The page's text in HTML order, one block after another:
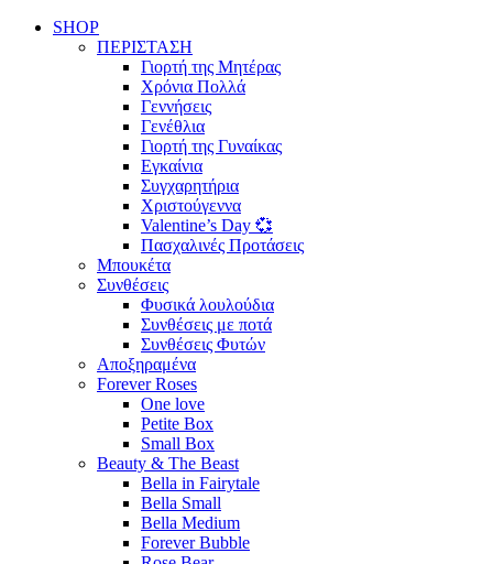
SHOP
ΠΕΡΙΣΤΑΣΗ
Γιορτή της Μητέρας
Χρόνια Πολλά
Γεννήσεις
Γενέθλια
Γιορτή της Γυναίκας
Εγκαίνια
Συγχαρητήρια
Χριστούγεννα
Valentine’s Day 💞
Πασχαλινές Προτάσεις
Μπουκέτα
Συνθέσεις
Φυσικά λουλούδια
Συνθέσεις με ποτά
Συνθέσεις Φυτών
Αποξηραμένα
Forever Roses
One love
Petite Box
Small Box
Beauty & The Beast
Bella in Fairytale
Bella Small
Bella Medium
Forever Bubble